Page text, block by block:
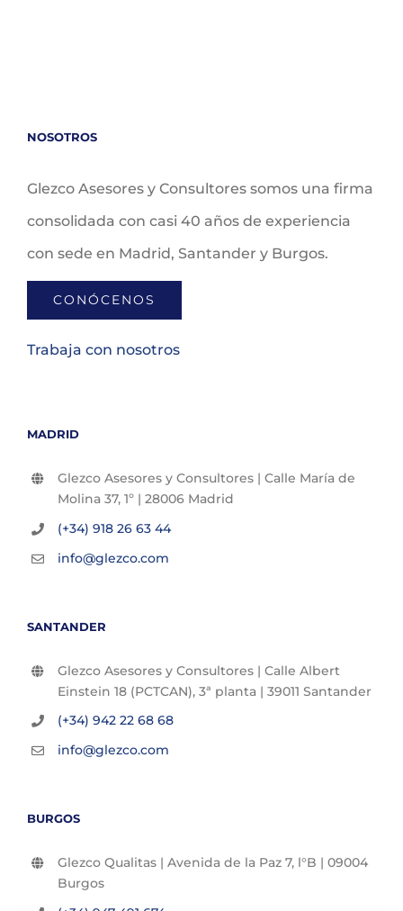
NOSOTROS
Glezco Asesores y Consultores somos una firma
consolidada con casi 40 años de experiencia
con sede en Madrid, Santander y Burgos.
CONÓCENOS
Trabaja con nosotros
MADRID
Glezco Asesores y Consultores | Calle María de
Molina 37, 1º | 28006 Madrid
(+34) 918 26 63 44
info@glezco.com
SANTANDER
Glezco Asesores y Consultores | Calle Albert
Einstein 18 (PCTCAN), 3ª planta | 39011 Santander
(+34) 942 22 68 68
info@glezco.com
BURGOS
Glezco Qualitas | Avenida de la Paz 7, l°B | 09004
Burgos